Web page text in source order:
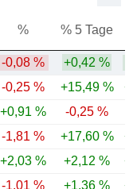
% % 5 Tage
-0,08 % +0,42 %
-0,25 % +15,49 %
+0,91 % -0,25 %
-1,81 % +17,60 %
+2,03 % +2,12 %
-1,01 % +1,36 %